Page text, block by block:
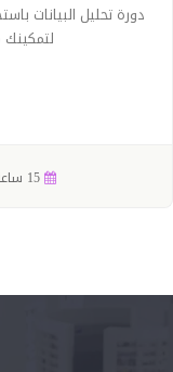
لتمكينك
15 ساعة